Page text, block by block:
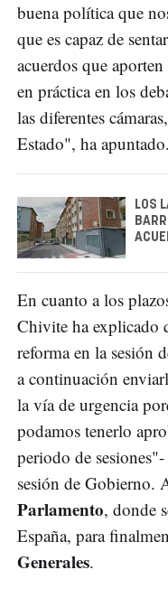
buena política que
que es capaz de
acuerdos que
en práctica en los
las diferentes
Estado", ha apuntado.
LOS
En cuanto a los
Chivite ha explicado
reforma en la sesión
a continuación
la vía de urgencia
podamos tenerlo
periodo de
sesión de Gobierno.
Parlamento, donde
España, para
Generales.